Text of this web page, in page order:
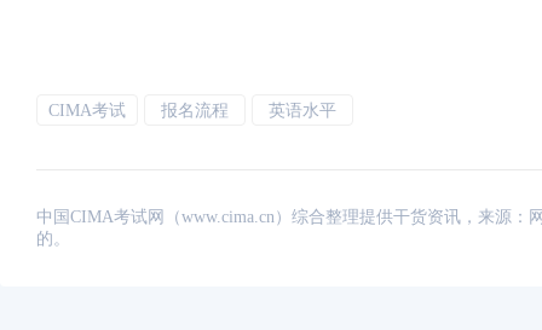
CIMA考试 报名流程 英语水平
中国CIMA考试网（www.cima.cn）综合整理提供干货资讯，来源
的。